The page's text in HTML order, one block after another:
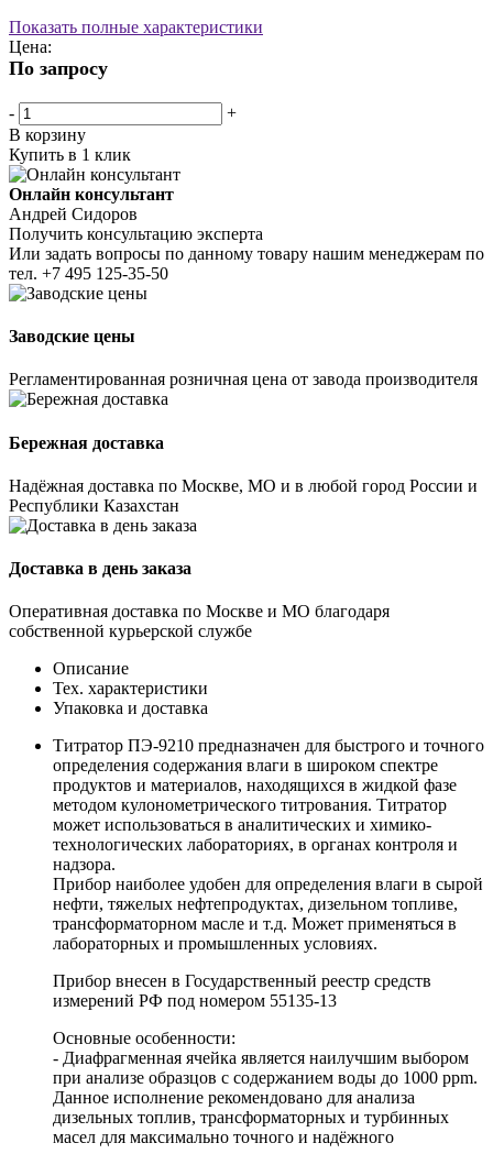
Показать полные характеристики
Цена:
По запросу
-
+
В корзину
Купить в 1 клик
Онлайн консультант
Андрей Сидоров
Получить консультацию эксперта
Или задать вопросы по данному товару нашим менеджерам по
тел. +7 495 125-35-50
Заводские цены
Регламентированная розничная цена от завода производителя
Бережная доставка
Надёжная доставка по Москве, МО и в любой город России и
Республики Казахстан
Доставка в день заказа
Оперативная доставка по Москве и МО благодаря
собственной курьерской службе
Описание
Тех. характеристики
Упаковка и доставка
Титратор ПЭ-9210 предназначен для быстрого и точного
определения содержания влаги в широком спектре
продуктов и материалов, находящихся в жидкой фазе
методом кулонометрического титрования. Титратор
может использоваться в аналитических и химико-
технологических лабораториях, в органах контроля и
надзора.
Прибор наиболее удобен для определения влаги в сырой
нефти, тяжелых нефтепродуктах, дизельном топливе,
трансформаторном масле и т.д. Может применяться в
лабораторных и промышленных условиях.
Прибор внесен в Государственный реестр средств
измерений РФ под номером 55135-13
Основные особенности:
- Диафрагменная ячейка является наилучшим выбором
при анализе образцов с содержанием воды до 1000 ppm.
Данное исполнение рекомендовано для анализа
дизельных топлив, трансформаторных и турбинных
масел для максимально точного и надёжного